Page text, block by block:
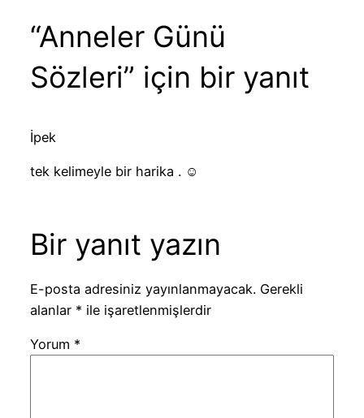
“Anneler Günü
Sözleri” için bir yanıt
İpek
tek kelimeyle bir harika . ☺
Bir yanıt yazın
E-posta adresiniz yayınlanmayacak. Gerekli
alanlar * ile işaretlenmişlerdir
Yorum *